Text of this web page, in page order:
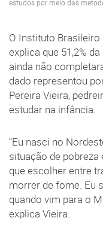
estudos por meio das
O Instituto
explica que 51,2%
ainda não
dado representou
Pereira Vieira,
estudar na infância.
“Eu nasci no
situação de pobreza
que escolher entre
morrer de fome. Eu
quando vim para o
explica Vieira.